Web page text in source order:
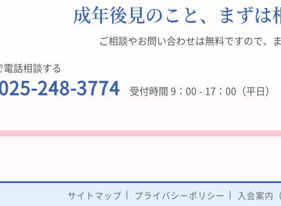
成年後見のこと、まずは
ご相談やお問い合わせは無料ですので、
電話相談する
248-3774 受付時間 9：00 - 17：00（平日）
サイトマップ プライバシーポリシー 入会案内